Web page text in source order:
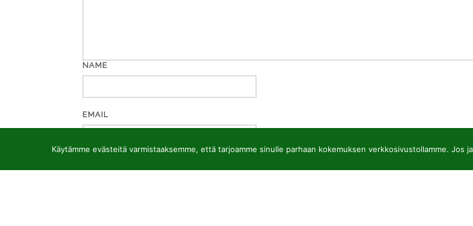
NAME
EMAIL
Käytämme evästeitä varmistaaksemme, että tarjoamme sinulle parhaan kokemuksen verkkosivustollamme.